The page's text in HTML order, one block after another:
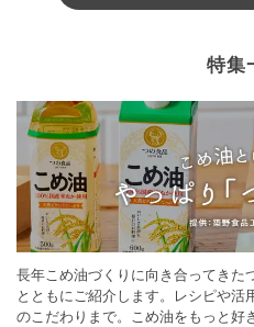
特集
長年こめ油づくりに向き合ってきた
とともにご紹介します。レシピや
のこだわりまで。こめ油をもっと好